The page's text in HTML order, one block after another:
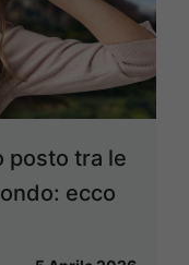
posto tra le
ecco